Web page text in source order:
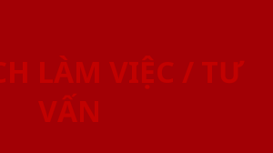
LÀM VIỆC / TƯ
VẤN